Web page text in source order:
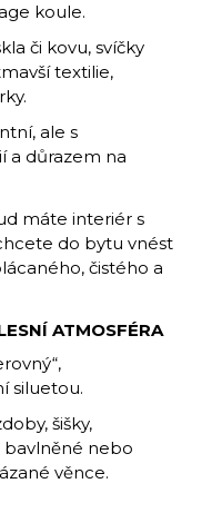
koule.
či kovu, svíčky
textilie,
ale s
a důrazem na
máte interiér s
do bytu vnést
čistého a
ATMOSFÉRA
siluetou.
šišky,
bavlněné nebo
věnce.